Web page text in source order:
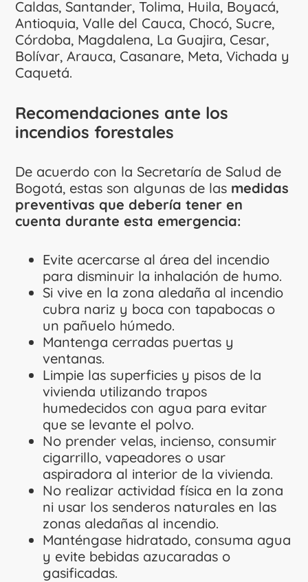
Caldas, Santander, Tolima, Huila, Boyacá,
Antioquia, Valle del Cauca, Chocó, Sucre,
Córdoba, Magdalena, La Guajira, Cesar,
Bolívar, Arauca, Casanare, Meta, Vichada y
Caquetá.
Recomendaciones ante los
incendios forestales
De acuerdo con la Secretaría de Salud de
Bogotá, estas son algunas de las medidas
preventivas que debería tener en
cuenta durante esta emergencia:
Evite acercarse al área del incendio
para disminuir la inhalación de humo.
Si vive en la zona aledaña al incendio
cubra nariz y boca con tapabocas o
un pañuelo húmedo.
Mantenga cerradas puertas y
ventanas.
Limpie las superficies y pisos de la
vivienda utilizando trapos
humedecidos con agua para evitar
que se levante el polvo.
No prender velas, incienso, consumir
cigarrillo, vapeadores o usar
aspiradora al interior de la vivienda.
No realizar actividad física en la zona
ni usar los senderos naturales en las
zonas aledañas al incendio.
Manténgase hidratado, consuma agua
y evite bebidas azucaradas o
gasificadas.